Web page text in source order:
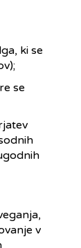
ki se
se
v